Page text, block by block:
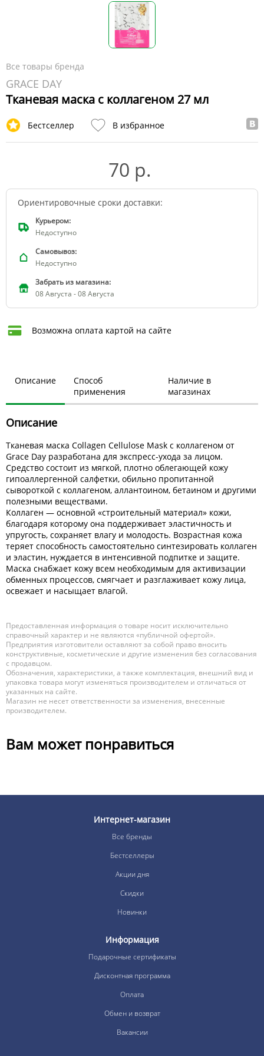
Все товары бренда
GRACE DAY
Тканевая маска с коллагеном 27 мл
Бестселлер В избранное
70 р.
Ориентировочные сроки доставки:
Курьером:
Недоступно
Самовывоз:
Недоступно
Забрать из магазина:
08 Августа - 08 Августа
Возможна оплата картой на сайте
Описание
Способ
применения
Наличие в
магазинах
Описание
Тканевая маска Collagen Cellulose Mask с коллагеном от
Grace Day разработана для экспресс-ухода за лицом.
Средство состоит из мягкой, плотно облегающей кожу
гипоаллергенной салфетки, обильно пропитанной
сывороткой с коллагеном, аллантоином, бетаином и другими
полезными веществами.
Коллаген — основной «строительный материал» кожи,
благодаря которому она поддерживает эластичность и
упругость, сохраняет влагу и молодость. Возрастная кожа
теряет способность самостоятельно синтезировать коллаген
и эластин, нуждается в интенсивной подпитке и защите.
Маска снабжает кожу всем необходимым для активизации
обменных процессов, смягчает и разглаживает кожу лица,
освежает и насыщает влагой.
Предоставленная информация о товаре носит исключительно
справочный характер и не являются «публичной офертой».
Предприятия изготовители оставляют за собой право вносить
конструктивные, косметические и другие изменения без согласования
с продавцом.
Обозначения, характеристики, а также комплектация, внешний вид и
упаковка товара могут изменяться производителем и отличаться от
указанных на сайте.
Магазин не несет ответственности за изменения, внесенные
производителем.
Вам может понравиться
Интернет-магазин
Все бренды
Бестселлеры
Акции дня
Скидки
Новинки
Информация
Подарочные сертификаты
Дисконтная программа
Оплата
Обмен и возврат
Вакансии